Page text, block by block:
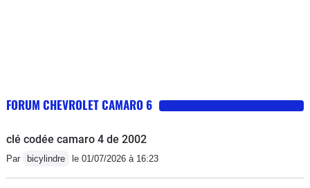
FORUM CHEVROLET CAMARO 6
clé codée camaro 4 de 2002
Par bicylindre le 01/07/2026 à 16:23